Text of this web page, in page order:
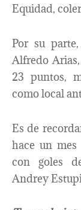
Equidad,
Por su
Alfredo
23 puntos,
como local
Es de
hace un mes
con goles
Andrey